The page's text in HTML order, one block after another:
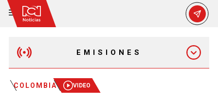
EMISIONES
EMISIÓN 12:30 PM
COLOMBIA VIDEO